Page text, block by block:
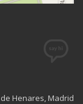
Henares, Madrid